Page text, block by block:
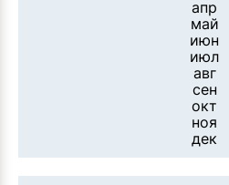
апр
май
июн
июл
авг
сен
окт
ноя
дек